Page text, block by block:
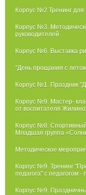
Корпус №2 Тренинг для
Корпус №3.
руководителей
Корпус №6. Выставка
"День прощания с
Корпус №1. Праздник
Корпус №9. Мастер-
от воспитателя
Корпус №8.
Младшая группа
Методическое
Корпус №9. Тренинг
педагога" с педагогом
Корпус №9.